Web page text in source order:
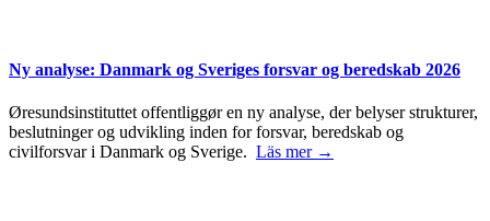
Ny analyse: Danmark og Sveriges forsvar og beredskab 2026
Øresundsinstituttet offentliggør en ny analyse, der belyser strukturer,
beslutninger og udvikling inden for forsvar, beredskab og
civilforsvar i Danmark og Sverige. Läs mer →